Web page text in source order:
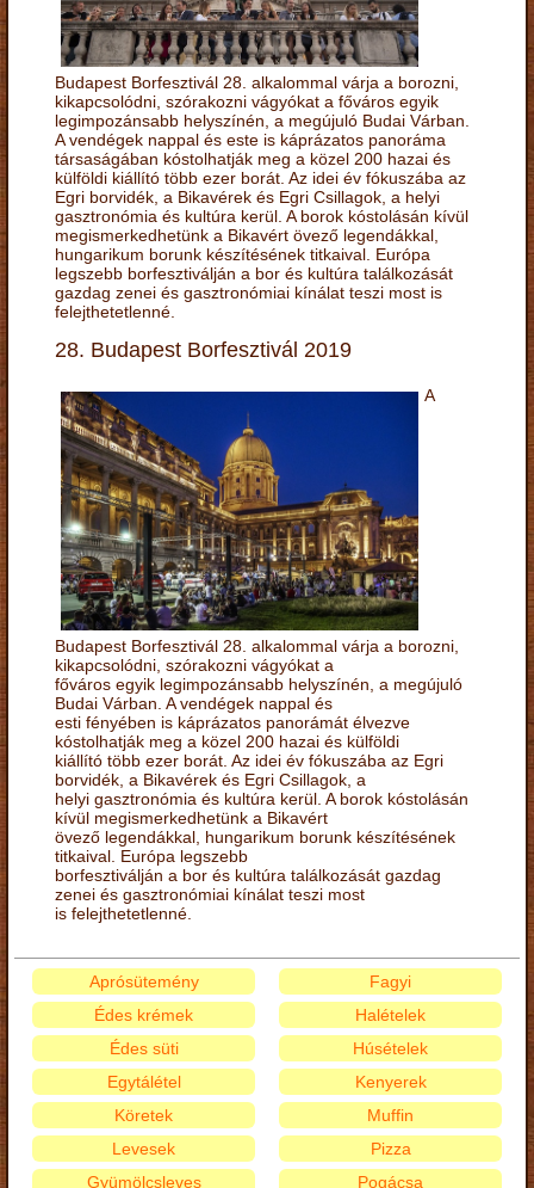
Budapest Borfesztivál 28. alkalommal várja a borozni,
kikapcsolódni, szórakozni vágyókat a főváros egyik
legimpozánsabb helyszínén, a megújuló Budai Várban.
A vendégek nappal és este is káprázatos panoráma
társaságában kóstolhatják meg a közel 200 hazai és
külföldi kiállító több ezer borát. Az idei év fókuszába az
Egri borvidék, a Bikavérek és Egri Csillagok, a helyi
gasztronómia és kultúra kerül. A borok kóstolásán kívül
megismerkedhetünk a Bikavért övező legendákkal,
hungarikum borunk készítésének titkaival. Európa
legszebb borfesztiválján a bor és kultúra találkozását
gazdag zenei és gasztronómiai kínálat teszi most is
felejthetetlenné.
28. Budapest Borfesztivál 2019
A
Budapest Borfesztivál 28. alkalommal várja a borozni,
kikapcsolódni, szórakozni vágyókat a
főváros egyik legimpozánsabb helyszínén, a megújuló
Budai Várban. A vendégek nappal és
esti fényében is káprázatos panorámát élvezve
kóstolhatják meg a közel 200 hazai és külföldi
kiállító több ezer borát. Az idei év fókuszába az Egri
borvidék, a Bikavérek és Egri Csillagok, a
helyi gasztronómia és kultúra kerül. A borok kóstolásán
kívül megismerkedhetünk a Bikavért
övező legendákkal, hungarikum borunk készítésének
titkaival. Európa legszebb
borfesztiválján a bor és kultúra találkozását gazdag
zenei és gasztronómiai kínálat teszi most
is felejthetetlenné.
Aprósütemény
Édes krémek
Édes süti
Egytálétel
Fagyi
Halételek
Húsételek
Kenyerek
Köretek
Levesek
Gyümölcsleves
Muffin
Pizza
Pogácsa